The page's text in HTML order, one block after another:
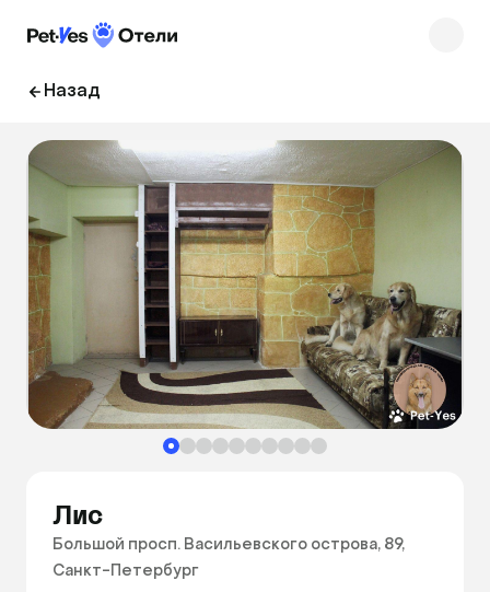
Назад
Лис
Большой просп. Васильевского острова, 89,
Санкт-Петербург